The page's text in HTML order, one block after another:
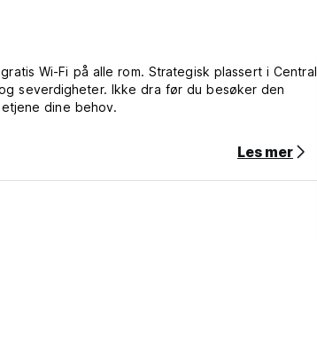
Wi-Fi på alle rom. Strategisk plassert i Central
severdigheter. Ikke dra før du besøker den
dine behov.
Les mer